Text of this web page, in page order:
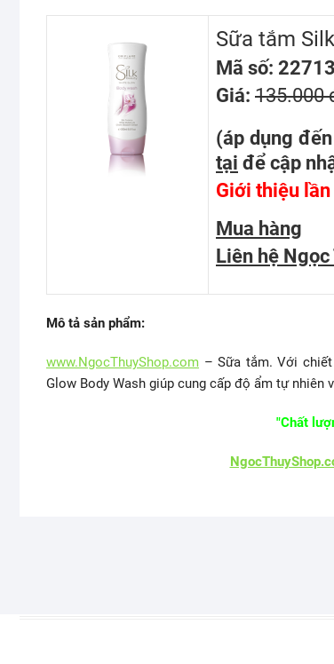
Sữa tắm
Mã số: 22713
Giá: 135.000
(áp dụng
tại để cập
Giới thiệu
Mua hàng
Liên hệ
Mô tả sản phẩm:
www.NgocThuyShop.com – Sữa tắm. Với
Glow Body Wash giúp cung cấp độ ẩm tự nhiên
"Chất